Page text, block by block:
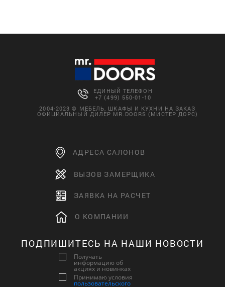
ЕДИНЫЙ ТЕЛЕФОН
+7 (499) 550-01-10
2004-2023 © МЕБЕЛЬ, ШКАФЫ И КУХНИ НА ЗАКАЗ
ОФИЦИАЛЬНЫЙ ДИЛЕР MR.DOORS (МИСТЕР ДОРС)
АДРЕСА САЛОНОВ
ВЫЗОВ ЗАМЕРЩИКА
ЗАЯВКА НА РАСЧЕТ
О КОМПАНИИ
ПОДПИШИТЕСЬ НА НАШИ НОВОСТИ
Получать
информацию об
акциях и новинках
Принимаю условия
пользовательского